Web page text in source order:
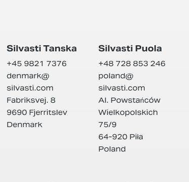
Silvasti Tanska
+45 9821 7376
denmark@
silvasti.com
Fabriksvej. 8
9690 Fjerritslev
Denmark
Silvasti Puola
+48 728 853 246
poland@
silvasti.com
Al. Powstańców
Wielkopolskich
75/9
64-920 Piła
Poland